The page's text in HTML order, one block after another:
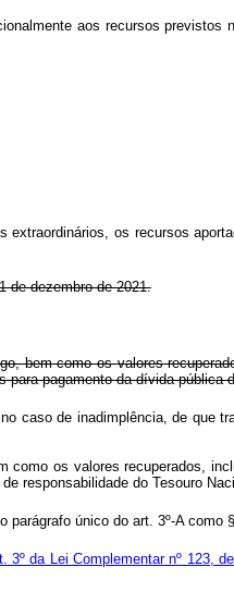
aos recursos
os recursos
de dezembro de 2021.
bem como os valores
pagamento da dívida pública
caso de inadimplência, de que
os valores recuperados,
de responsabilidade do Tesouro
único do art. 3º-A como
3º da Lei Complementar nº 123,